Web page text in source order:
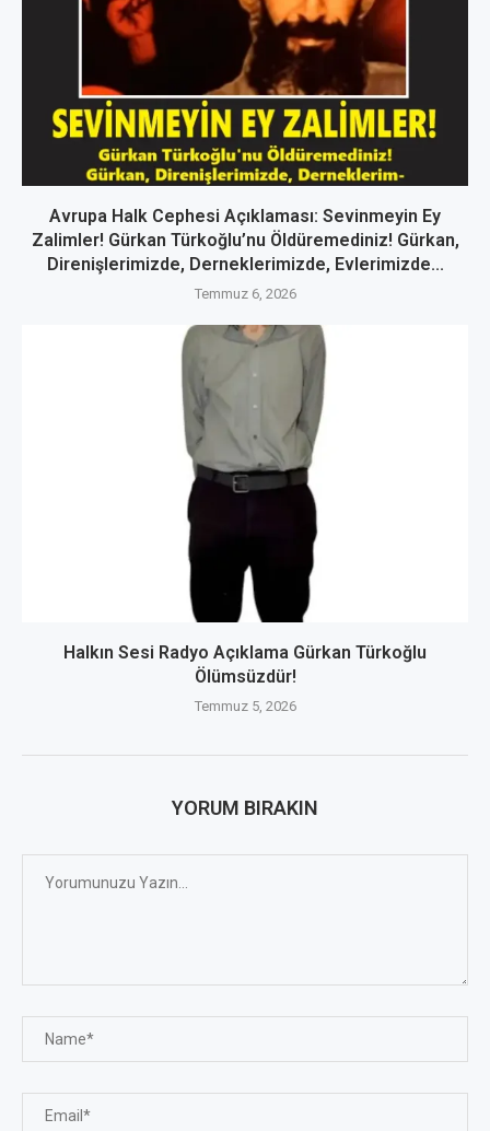
Avrupa Halk Cephesi Açıklaması: Sevinmeyin Ey
Zalimler! Gürkan Türkoğlu’nu Öldüremediniz! Gürkan,
Direnişlerimizde, Derneklerimizde, Evlerimizde...
Temmuz 6, 2026
Halkın Sesi Radyo Açıklama Gürkan Türkoğlu
Ölümsüzdür!
Temmuz 5, 2026
YORUM BIRAKIN